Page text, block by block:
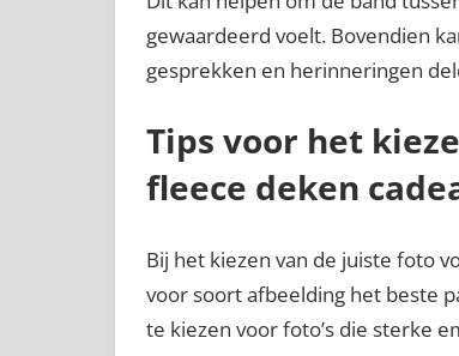
gewaardeerd voelt. Bovendien
gesprekken en herinneringen
Tips voor het
fleece deken
Bij het kiezen van de juiste foto
voor soort afbeelding het beste
te kiezen voor foto’s die sterke